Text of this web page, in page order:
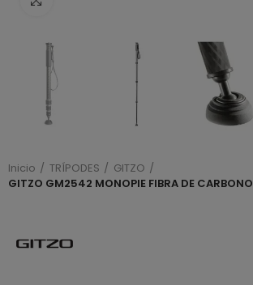
Inicio TRÍPODES
GITZO
GITZO GM2542 MONOPIE FIBRA DE CARBONO